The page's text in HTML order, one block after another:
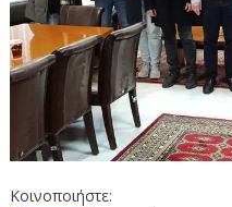
Κοινοποιήστε: